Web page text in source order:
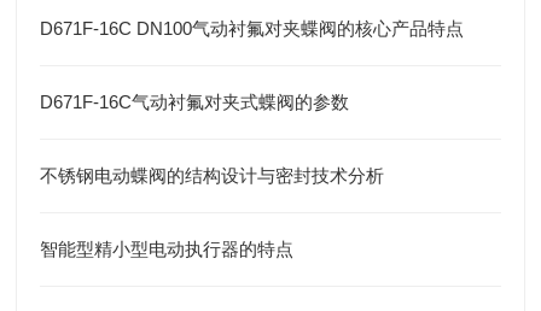
D671F-16C DN100气动衬氟对夹蝶阀的核心产品特点
D671F-16C气动衬氟对夹式蝶阀的参数
不锈钢电动蝶阀的结构设计与密封技术分析
智能型精小型电动执行器的特点